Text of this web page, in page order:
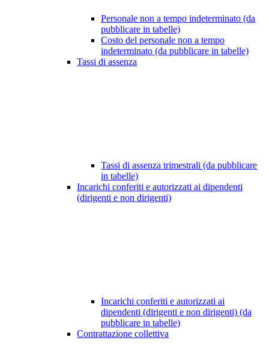
Personale non a tempo indeterminato (da
pubblicare in tabelle)
Costo del personale non a tempo
indeterminato (da pubblicare in tabelle)
Tassi di assenza
Tassi di assenza trimestrali (da pubblicare
in tabelle)
Incarichi conferiti e autorizzati ai dipendenti
(dirigenti e non dirigenti)
Incarichi conferiti e autorizzati ai
dipendenti (dirigenti e non dirigenti) (da
pubblicare in tabelle)
Contrattazione collettiva